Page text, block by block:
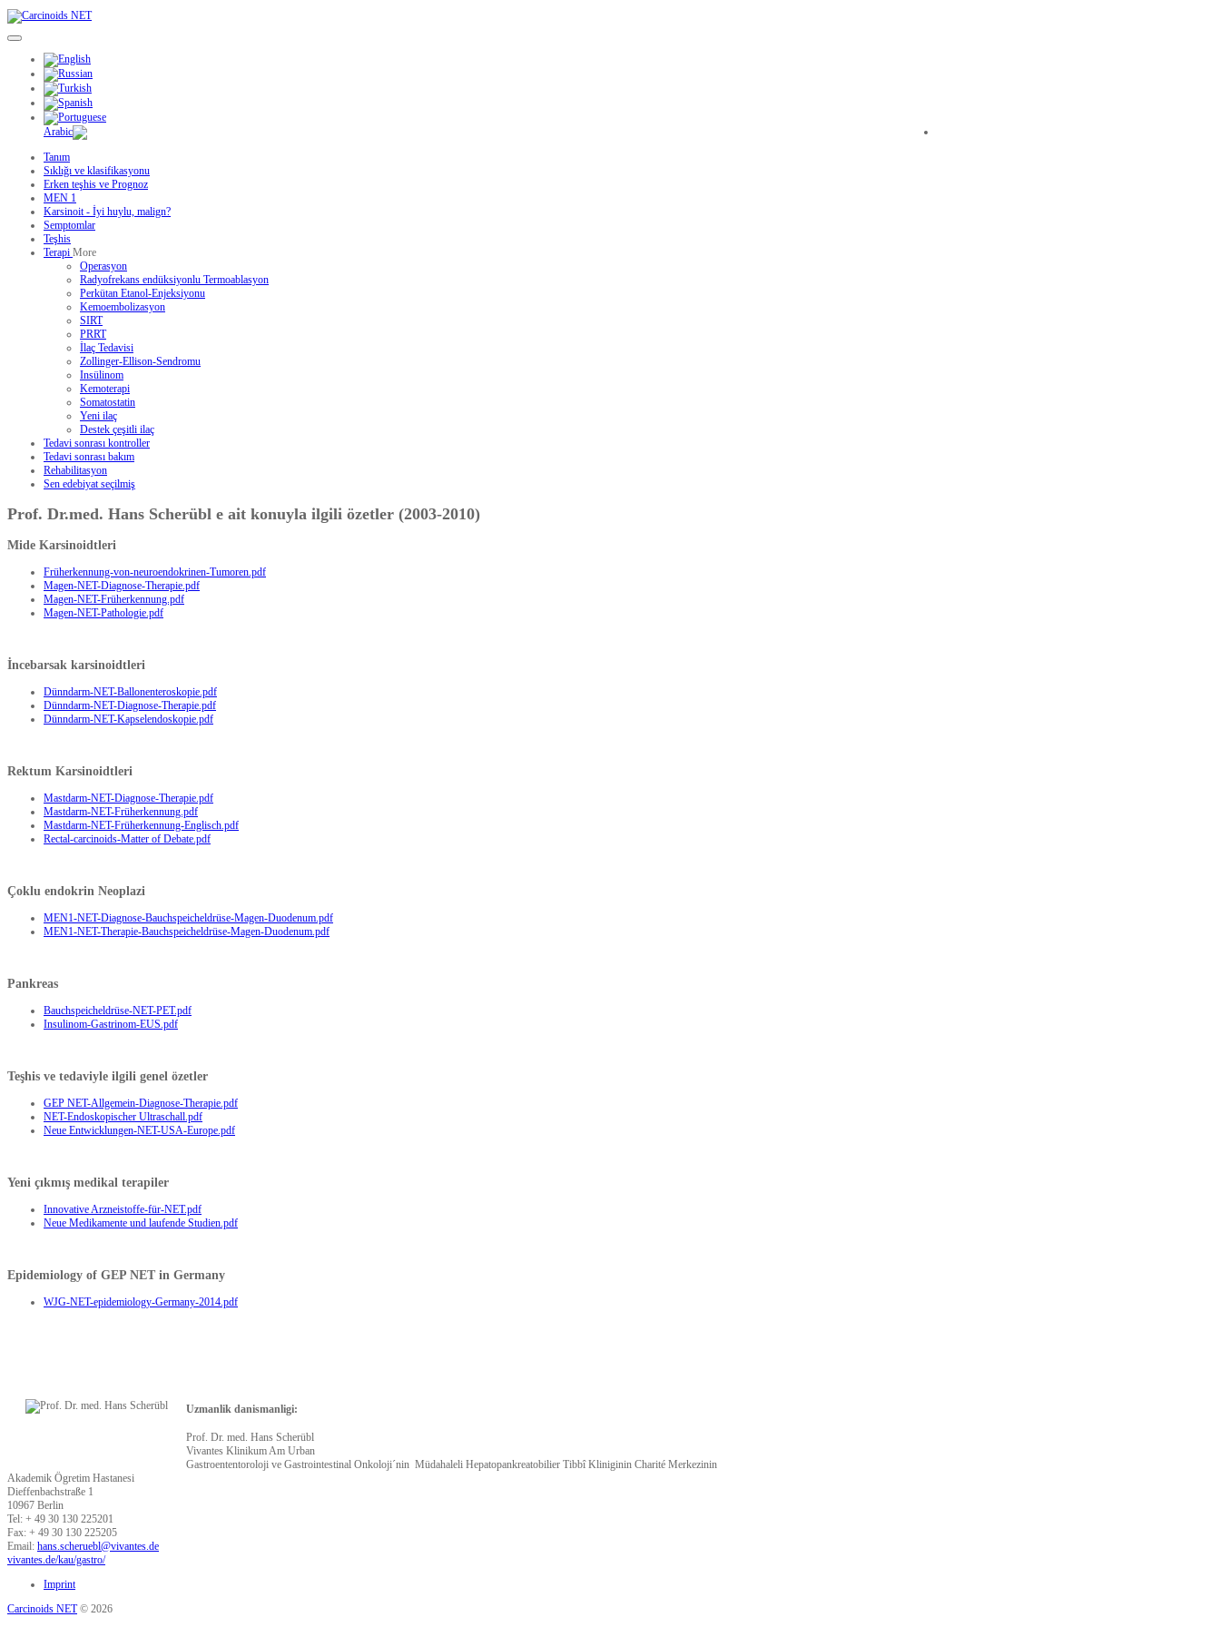
Tanım
Sıklığı ve klasifikasyonu
Erken teşhis ve Prognoz
MEN 1
Karsinoit - İyi huylu, malign?
Semptomlar
Teşhis
Terapi More
Operasyon
Radyofrekans endüksiyonlu Termoablasyon
Perkütan Etanol-Enjeksiyonu
Kemoembolizasyon
SIRT
PRRT
İlaç Tedavisi
Zollinger-Ellison-Sendromu
Insülinom
Kemoterapi
Somatostatin
Yeni ilaç
Destek çeşitli ilaç
Tedavi sonrası kontroller
Tedavi sonrası bakım
Rehabilitasyon
Sen edebiyat seçilmiş
Prof. Dr.med. Hans Scherübl e ait konuyla ilgili özetler (2003-2010)
Mide Karsinoidtleri
Früherkennung-von-neuroendokrinen-Tumoren.pdf
Magen-NET-Diagnose-Therapie.pdf
Magen-NET-Früherkennung.pdf
Magen-NET-Pathologie.pdf
İncebarsak karsinoidtleri
Dünndarm-NET-Ballonenteroskopie.pdf
Dünndarm-NET-Diagnose-Therapie.pdf
Dünndarm-NET-Kapselendoskopie.pdf
Rektum Karsinoidtleri
Mastdarm-NET-Diagnose-Therapie.pdf
Mastdarm-NET-Früherkennung.pdf
Mastdarm-NET-Früherkennung-Englisch.pdf
Rectal-carcinoids-Matter of Debate.pdf
Çoklu endokrin Neoplazi
MEN1-NET-Diagnose-Bauchspeicheldrüse-Magen-Duodenum.pdf
MEN1-NET-Therapie-Bauchspeicheldrüse-Magen-Duodenum.pdf
Pankreas
Bauchspeicheldrüse-NET-PET.pdf
Insulinom-Gastrinom-EUS.pdf
Teşhis ve tedaviyle ilgili genel özetler
GEP NET-Allgemein-Diagnose-Therapie.pdf
NET-Endoskopischer Ultraschall.pdf
Neue Entwicklungen-NET-USA-Europe.pdf
Yeni çıkmış medikal terapiler
Innovative Arzneistoffe-für-NET.pdf
Neue Medikamente und laufende Studien.pdf
Epidemiology of GEP NET in Germany
WJG-NET-epidemiology-Germany-2014.pdf
Uzmanlik danismanligi:
Prof. Dr. med. Hans Scherübl
Vivantes Klinikum Am Urban
Gastroententoroloji ve Gastrointestinal Onkoloji´nin Müdahaleli Hepatopankreatobilier Tibbî Kliniginin Charité Merkezinin
Akademik Ögretim Hastanesi
Dieffenbachstraße 1
10967 Berlin
Tel: + 49 30 130 225201
Fax: + 49 30 130 225205
Email: hans.scheruebl@vivantes.de
vivantes.de/kau/gastro/
Imprint
Carcinoids NET© 2026